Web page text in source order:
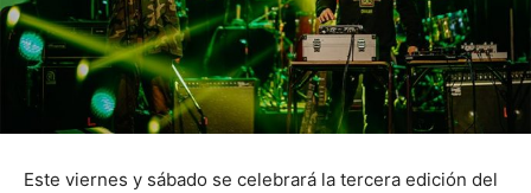
Este viernes y sábado se celebrará la tercera edición del